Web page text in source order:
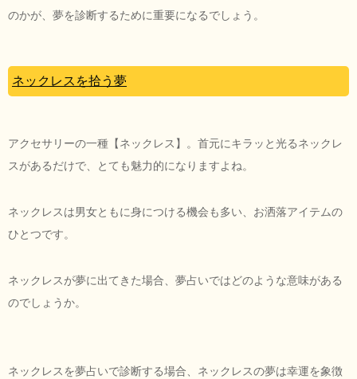
のかが、夢を診断するために重要になるでしょう。
ネックレスを拾う夢
アクセサリーの一種【ネックレス】。首元にキラッと光るネックレ
スがあるだけで、とても魅力的になりますよね。
ネックレスは男女ともに身につける機会も多い、お洒落アイテムの
ひとつです。
ネックレスが夢に出てきた場合、夢占いではどのような意味がある
のでしょうか。
ネックレスを夢占いで診断する場合、ネックレスの夢は幸運を象徴